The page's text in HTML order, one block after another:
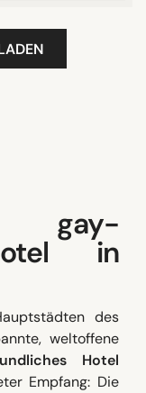
gay-
in
des
weltoffene
Hotel
Empfang: Die